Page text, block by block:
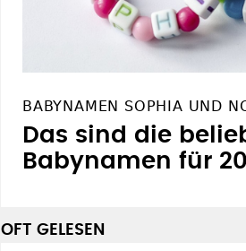
BABYNAMEN SOPHIA UND
Das sind die
Babynamen für
OFT GELESEN